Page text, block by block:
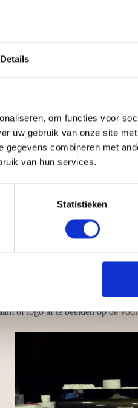
Details
om functies voor
uw gebruik van onze site
combineren met
van hun services.
Statistieken
Italiaanse benaming voor
een professionele opleiding
Dit populaire drankje
tuk
dat alles van A tot Z is
of logo af te beelden op de